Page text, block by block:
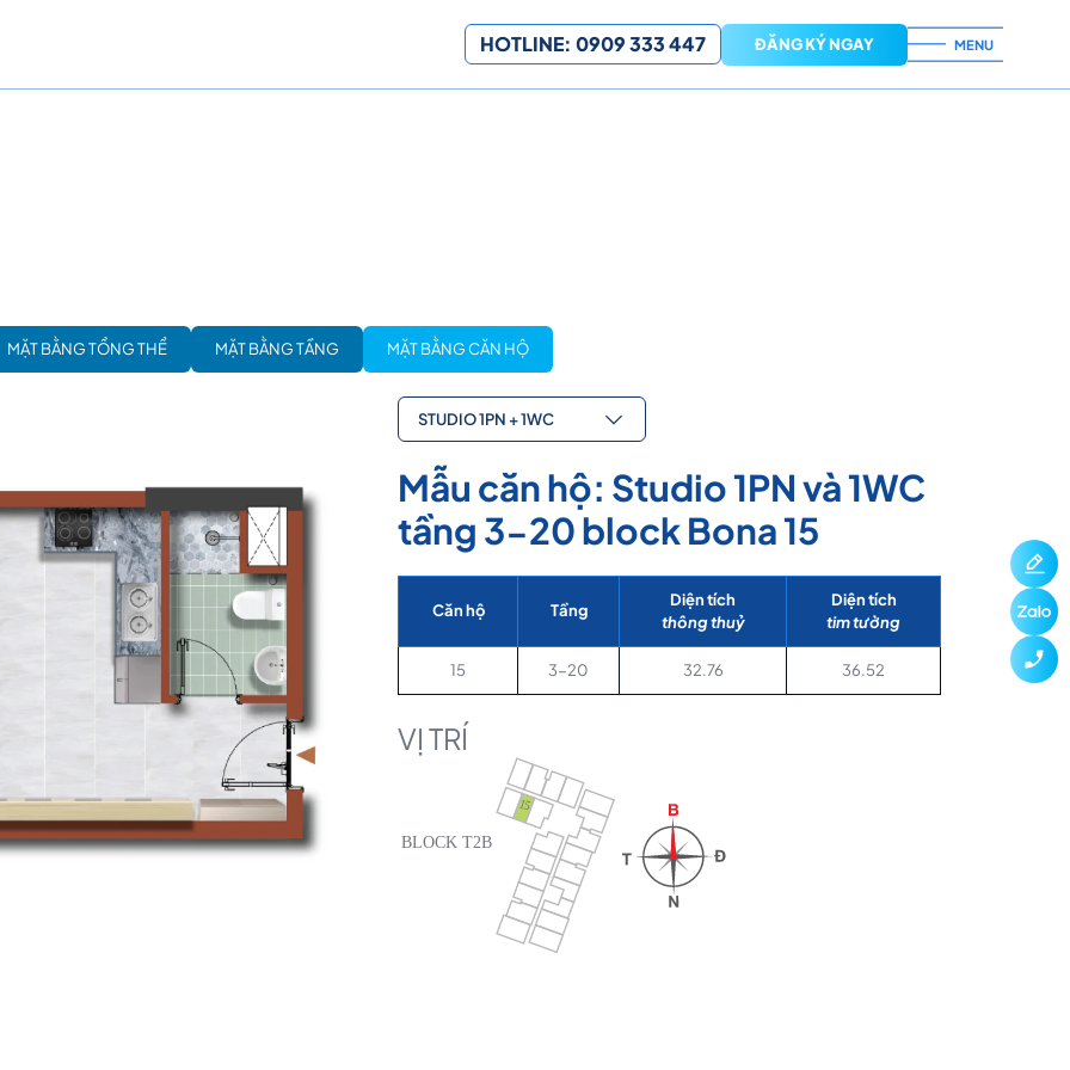
HOTLINE: 0909 333 447 ĐĂNG KÝ NGAY MENU
MẶT BẰNG TỔNG THỂ MẶT BẰNG TẦNG MẶT BẰNG CĂN HỘ
STUDIO 1PN + 1WC
Mẫu căn hộ: Studio 1PN và 1WC
tầng 3-20 block Bona 15
Căn hộ Tầng
Diện tích
thông thuỷ
Diện tích
tim tường
15 3-20 32.76 36.52
VỊ TRÍ